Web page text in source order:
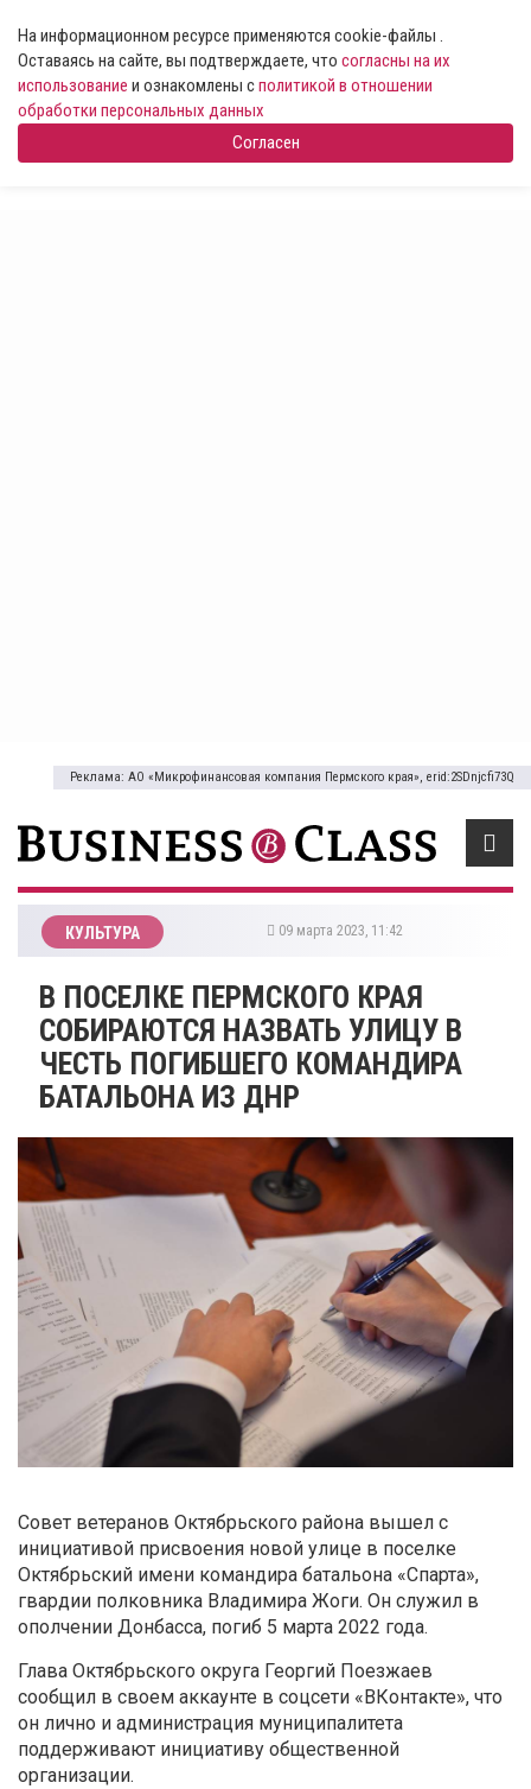
На информационном ресурсе применяются cookie-файлы .
Оставаясь на сайте, вы подтверждаете, что согласны на их
использование и ознакомлены сполитикой в отношении
обработки персональных данных
Согласен
Реклама: АО «Микрофинансовая компания Пермского края», erid:2SDnjcfi73Q
КУЛЬТУРА 09 марта 2023, 11:42
​В ПОСЕЛКЕ ПЕРМСКОГО КРАЯ
СОБИРАЮТСЯ НАЗВАТЬ УЛИЦУ В
ЧЕСТЬ ПОГИБШЕГО КОМАНДИРА
БАТАЛЬОНА ИЗ ДНР
Совет ветеранов Октябрьского района вышел с
инициативой присвоения новой улице в поселке
Октябрьский имени командира батальона «Спарта»,
гвардии полковника Владимира Жоги. Он служил в
ополчении Донбасса, погиб 5 марта 2022 года.
Глава Октябрьского округа Георгий Поезжаев
сообщил в своем аккаунте в соцсети «ВКонтакте», что
он лично и администрация муниципалитета
поддерживают инициативу общественной
организации.